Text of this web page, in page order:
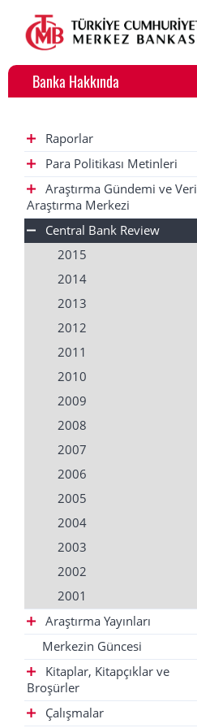
Banka Hakkında
Raporlar
Para Politikası Metinleri
Araştırma Gündemi ve Veri
Araştırma Merkezi
Central Bank Review
2015
2014
2013
2012
2011
2010
2009
2008
2007
2006
2005
2004
2003
2002
2001
Araştırma Yayınları
Merkezin Güncesi
Kitaplar, Kitapçıklar ve
Broşürler
Çalışmalar